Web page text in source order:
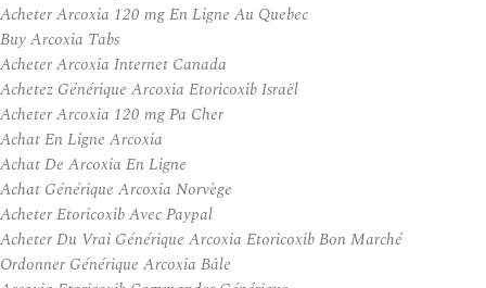
Acheter Arcoxia 120 mg En Ligne Au Quebec
Buy Arcoxia Tabs
Acheter Arcoxia Internet Canada
Achetez Générique Arcoxia Etoricoxib Israël
Acheter Arcoxia 120 mg Pa Cher
Achat En Ligne Arcoxia
Achat De Arcoxia En Ligne
Achat Générique Arcoxia Norvège
Acheter Etoricoxib Avec Paypal
Acheter Du Vrai Générique Arcoxia Etoricoxib Bon Marché
Ordonner Générique Arcoxia Bâle